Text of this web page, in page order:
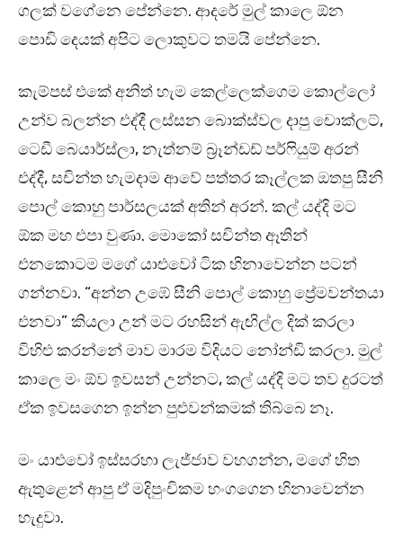
ගලක් වගේනෙ පේන්නෙ. ආදරේ මුල් කාලෙ ඕන
පොඩි දෙයක් අපිට ලොකුවට තමයි පේන්නෙ.
කැම්පස් එකේ අනිත් හැම කෙල්ලෙක්ගෙම කොල්ලෝ
උන්ව බලන්න එද්දී ලස්සන බොක්ස්වල දාපු චොක්ලට්,
ටෙඩී බෙයාර්ස්ලා, නැත්නම් බ්‍රෑන්ඩඩ් පර්ෆියුම් අරන්
එද්දී, සචින්ත හැමදාම ආවේ පත්තර කෑල්ලක ඔතපු සීනි
පොල් කොහු පාර්සලයක් අතින් අරන්. කල් යද්දි මට
ඕක මහ එපා වුණා. මොකෝ සචින්ත ඈතින්
එනකොටම මගේ යාළුවෝ ටික හිනාවෙන්න පටන්
ගන්නවා. “අන්න උඹේ සීනි පොල් කොහු ප්‍රේමවන්තයා
එනවා” කියලා උන් මට රහසින් ඇඟිල්ල දික් කරලා
විහිළු කරන්නේ මාව මාරම විදියට නෝන්ඩි කරලා. මුල්
කාලෙ මං ඕව ඉවසන් උන්නට, කල් යද්දි මට තව දුරටත්
ඒක ඉවසගෙන ඉන්න පුළුවන්කමක් තිබ්බෙ නෑ.
මං යාළුවෝ ඉස්සරහා ලැජ්ජාව වහගන්න, මගේ හිත
ඇතුළෙන් ආපු ඒ මදිපුංචිකම හංගගෙන හිනාවෙන්න
හැදුවා.